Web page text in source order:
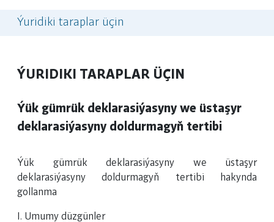
Ýuridiki taraplar üçin
ÝURIDIKI TARAPLAR ÜÇIN
Ýük gümrük deklarasiýasyny we üstaşyr
deklarasiýasyny doldurmagyň tertibi
Ýük gümrük deklarasiýasyny we üstaşyr
deklarasiýasyny doldurmagyň tertibi hakynda
gollanma
I. Umumy düzgünler